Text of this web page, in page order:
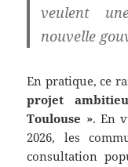
veulent
nouvelle
En pratique, ce
projet
Toulouse ». En
2026, les
consultation